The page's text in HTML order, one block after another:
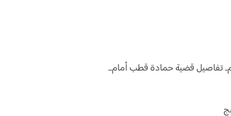
تفاصيل قضية حمادة قطب أمام...